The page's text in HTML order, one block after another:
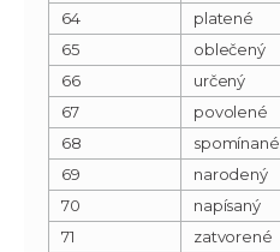
64
platené
65
oblečený
66
určený
67
povolené
68
spomínané
69
narodený
70
napísaný
71
zatvorené